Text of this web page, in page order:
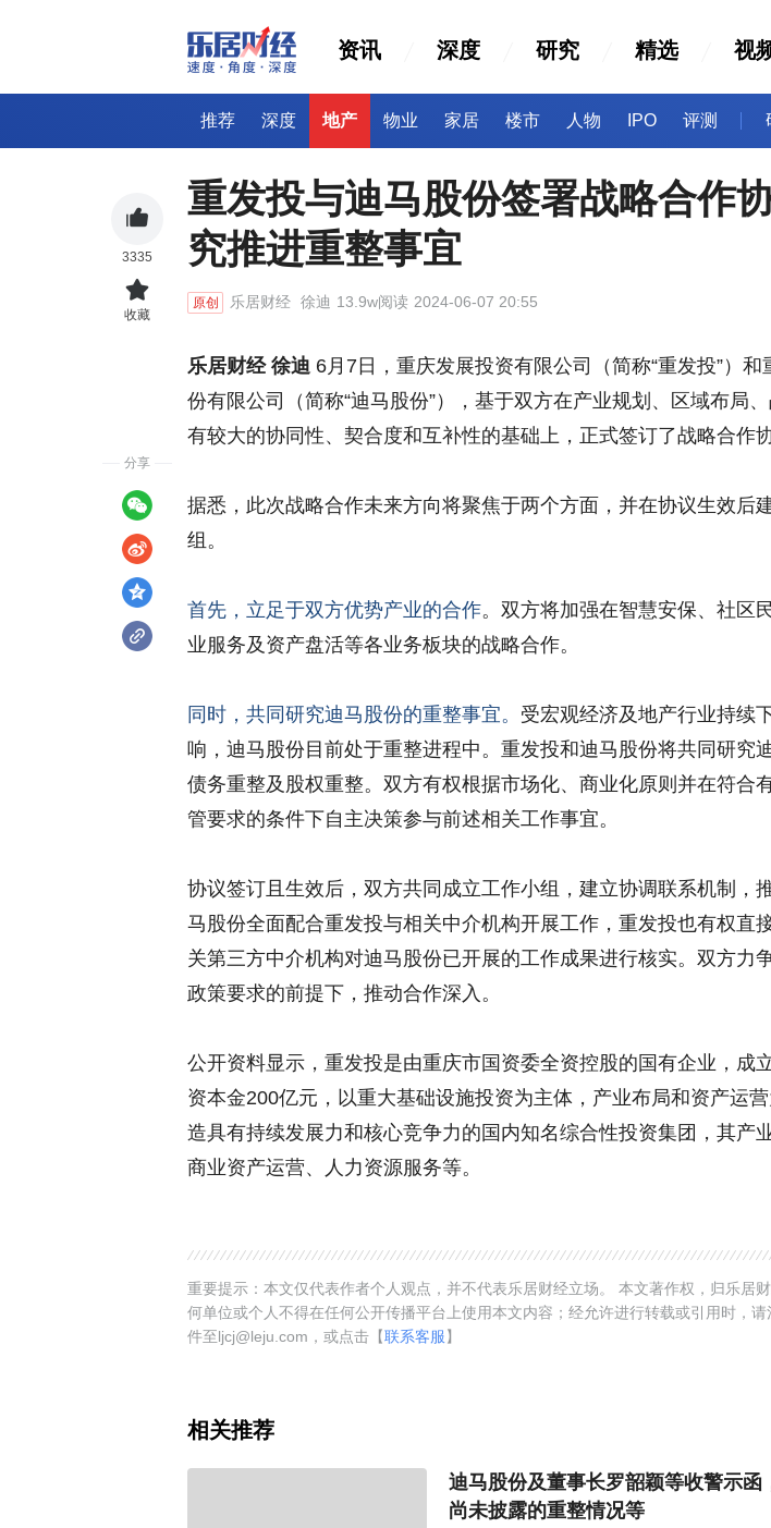
资讯 深度 研究 精选 视
推荐 深度 地产 物业 家居 楼市 人物 IPO 评测
重发投与迪马股份签署战略合作
究推进重整事宜
原创 乐居财经 徐迪 13.9w阅读 2024-06-07 20:55
乐居财经 徐迪 6月7日，重庆发展投资有限公司（简称“重发投”）
份有限公司（简称“迪马股份”），基于双方在产业规划、区域布局
有较大的协同性、契合度和互补性的基础上，正式签订了战略合作协
据悉，此次战略合作未来方向将聚焦于两个方面，并在协议生效后
组。
首先，立足于双方优势产业的合作。双方将加强在智慧安保、社区
业服务及资产盘活等各业务板块的战略合作。
同时，共同研究迪马股份的重整事宜。 受宏观经济及地产行业持续
响，迪马股份目前处于重整进程中。重发投和迪马股份将共同研究
债务重整及股权重整。双方有权根据市场化、商业化原则并在符合
管要求的条件下自主决策参与前述相关工作事宜。
协议签订且生效后，双方共同成立工作小组，建立协调联系机制，
马股份全面配合重发投与相关中介机构开展工作，重发投也有权直
关第三方中介机构对迪马股份已开展的工作成果进行核实。双方力
政策要求的前提下，推动合作深入。
公开资料显示，重发投是由重庆市国资委全资控股的国有企业，成
资本金200亿元，以重大基础设施投资为主体，产业布局和资产运
造具有持续发展力和核心竞争力的国内知名综合性投资集团，其产
商业资产运营、人力资源服务等。
重要提示：本文仅代表作者个人观点，并不代表乐居财经立场。 本文著作权，归乐居
何单位或个人不得在任何公开传播平台上使用本文内容；经允许进行转载或引用时，
件至ljcj@leju.com，或点击【联系客服】
相关推荐
迪马股份及董事长罗韶颖等收警示函
尚未披露的重整情况等
3335
收藏
分享